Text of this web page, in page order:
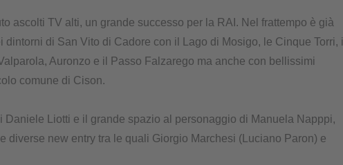
ascolti TV alti, un grande successo per la RAI. Nel frattempo è già
dintorni di San Vito di Cadore con il Lago di Mosigo, le Cinque Torri, il
Auronzo e il Passo Falzarego ma anche con bellissimi
comune di Cison.
Daniele Liotti e il grande spazio al personaggio di Manuela Napppi,
diverse new entry tra le quali Giorgio Marchesi (Luciano Paron) e